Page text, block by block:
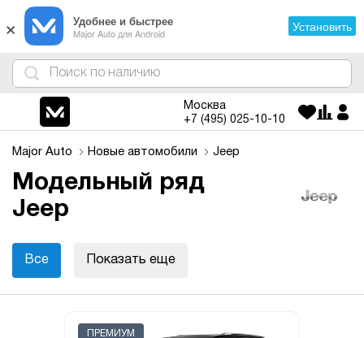
4
1
3
2
Москва
+7 (495) 025-10-10
Major Auto Новые автомобили Jeep
Модельный ряд
Jeep
Все Показать еще
ПРЕМИУМ
× Удобнее и быстрее
Major Auto для Android Установить